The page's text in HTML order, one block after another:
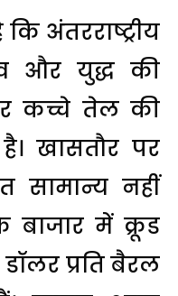
अंतरराष्ट्रीय
और युद्ध की
कच्चे तेल की
खासतौर पर
सामान्य नहीं
बाजार में क्रूड
प्रति बैरल